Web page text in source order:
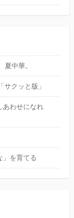
夏中華。
サクッと版」
あわせになれ
」を育てる